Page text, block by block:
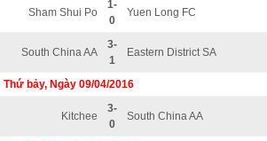
Sham Shui Po
1-
0
Yuen Long FC
South China AA
3-
1
Eastern District SA
Thứ bảy, Ngày 09/04/2016
Kitchee
3-
0
South China AA